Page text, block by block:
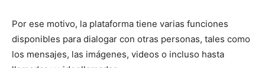
Por ese motivo, la plataforma tiene varias funciones
disponibles para dialogar con otras personas, tales como
los mensajes, las imágenes, videos o incluso hasta